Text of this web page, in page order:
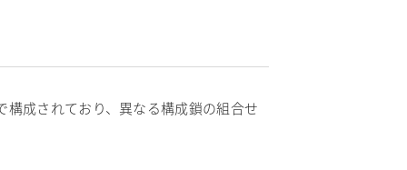
成されており、異なる構成鎖の組合せ